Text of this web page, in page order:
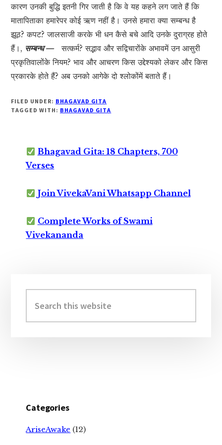
कारण उनकी बुद्धि इतनी गिर जाती है कि वे यह कहने लग जाते हैं कि
मातापिताका हमारेपर कोई ऋण नहीं है। उनसे हमारा क्या सम्बन्ध है
झूठ? कपट? जालसाजी करके भी धन कैसे बचे आदि उनके दुराग्रह होते
हैं।, सम्बन्ध —
सत्कर्म? सद्भाव और सद्विचारोंके अभावमें उन आसुरी
प्रकृतिवालोंके नियम? भाव और आचरण किस उद्देश्यको लेकर और किस
प्रकारके होते हैं? अब उनको आगेके दो श्लोकोंमें बताते हैं।
FILED UNDER: BHAGAVAD GITA
TAGGED WITH: BHAGAVAD GITA
Bhagavad Gita: 18 Chapters, 700
Verses
Join VivekaVani Whatsapp Channel
Complete Works of Swami
Vivekananda
Sidebar
this
website
Categories
AriseAwake (12)